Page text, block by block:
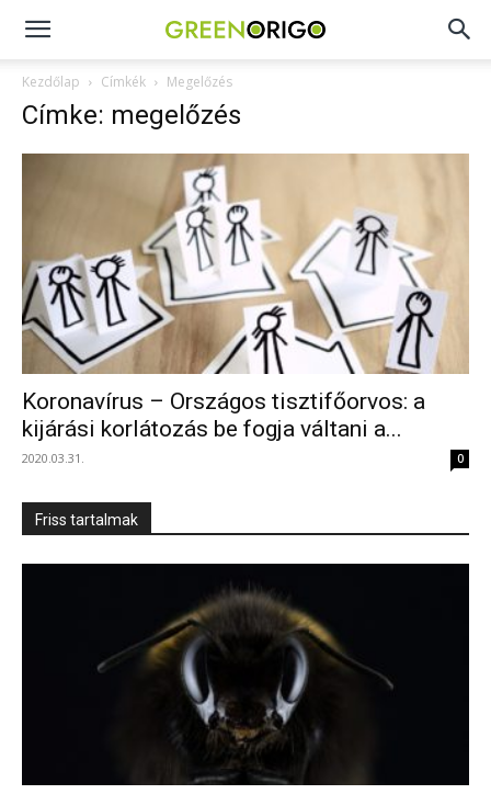
Green
Origo
Kezdőlap Címkék Megelőzés
Címke: megelőzés
Koronavírus – Országos tisztifőorvos: a
kijárási korlátozás be fogja váltani a...
2020.03.31. 0
Friss tartalmak